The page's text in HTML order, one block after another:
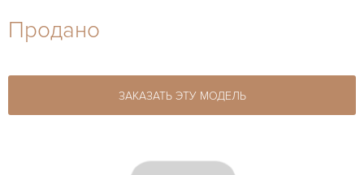
27-44
27-44
Продано
ЗАКАЗАТЬ ЭТУ МОДЕЛЬ